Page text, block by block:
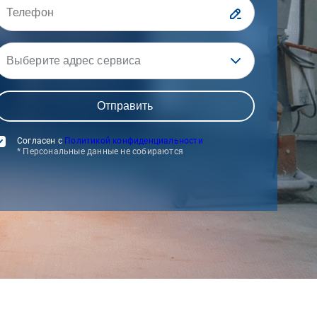
Выберите адрес сервиса
Согласен с Политикой конфиденциальности
* Персональные данные не собираются